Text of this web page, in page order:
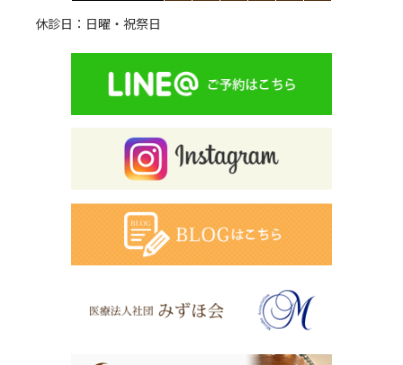
休診日：日曜・祝祭日